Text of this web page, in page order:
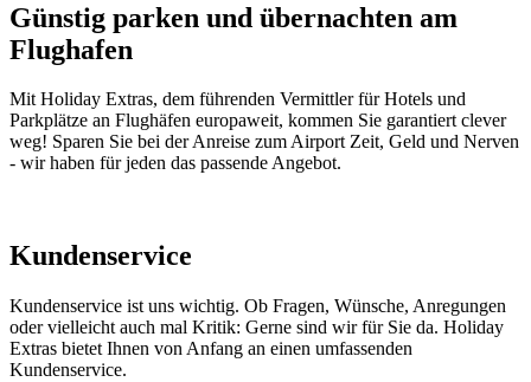
Günstig parken und übernachten am
Flughafen
Mit Holiday Extras, dem führenden Vermittler für Hotels und
Parkplätze an Flughäfen europaweit, kommen Sie garantiert clever
weg! Sparen Sie bei der Anreise zum Airport Zeit, Geld und Nerven
- wir haben für jeden das passende Angebot.
Kundenservice
Kundenservice ist uns wichtig. Ob Fragen, Wünsche, Anregungen
oder vielleicht auch mal Kritik: Gerne sind wir für Sie da. Holiday
Extras bietet Ihnen von Anfang an einen umfassenden
Kundenservice.